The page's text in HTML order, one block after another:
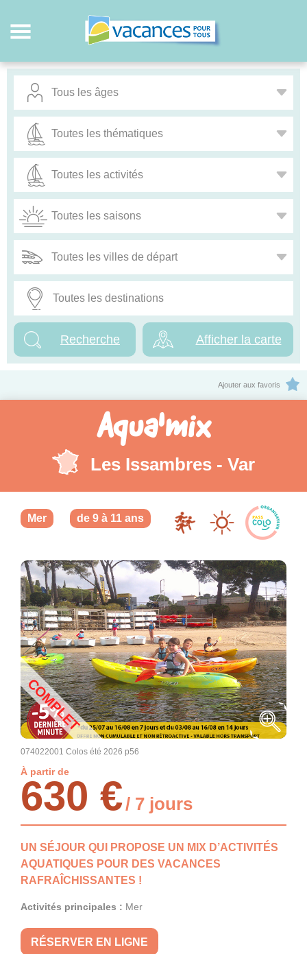
Afficher la carte
Ajouter aux favoris
Aqua'mix
Les Issambres - Var
Mer de 9 à 11 ans
COMPLET
074022001 Colos été 2026 p56
À partir de
630 €/ 7 jours
UN SÉJOUR QUI PROPOSE UN MIX D’ACTIVITÉS
AQUATIQUES POUR DES VACANCES
RAFRAÎCHISSANTES !
Activités principales : Mer
RÉSERVER EN LIGNE